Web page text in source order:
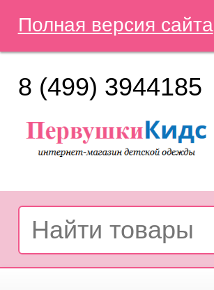
Полная версия сайта
8 (499) 3944185